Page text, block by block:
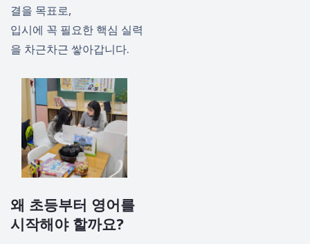
결을 목표로,
입시에 꼭 필요한 핵심 실력
을 차근차근 쌓아갑니다.
왜 초등부터 영어를
시작해야 할까요?